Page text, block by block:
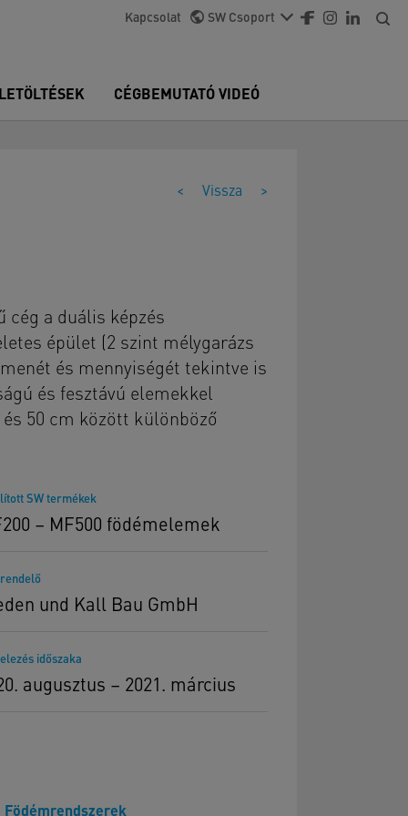
Kapcsolat SW Csoport
CÉGBEMUTATÓ VIDEÓ
< Vissza >
a duális képzés
épület (2 szint mélygarázs
és mennyiségét tekintve is
és fesztávú elemekkel
50 cm között különböző
SW termékek
– MF500 födémelemek
und Kall Bau GmbH
időszaka
augusztus – 2021. március
Födémrendszerek